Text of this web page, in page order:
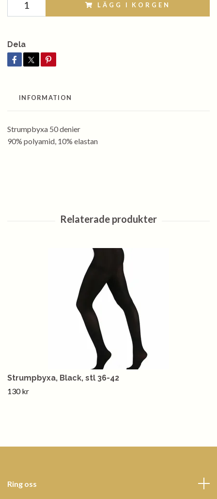
LÄGG I KORGEN
Dela
INFORMATION
Strumpbyxa 50 denier
90% polyamid, 10% elastan
Strumpbyxa, Black, stl 36-42
130 kr
Ring oss